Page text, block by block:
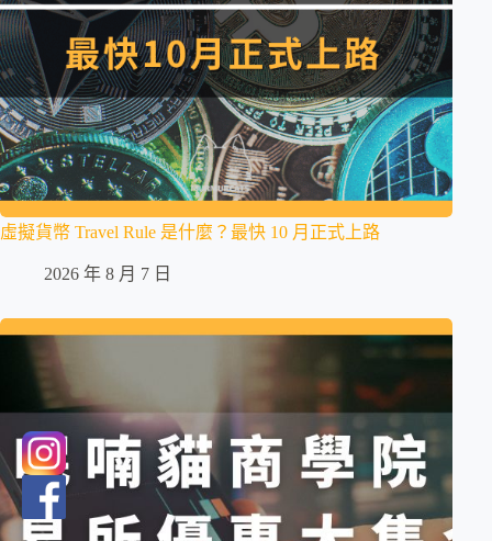
虛擬貨幣 Travel Rule 是什麼？最快 10 月正式上路
2026 年 8 月 7 日